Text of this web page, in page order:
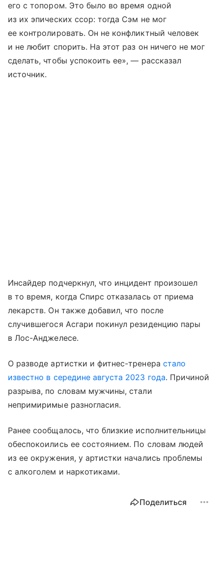
его с топором. Это было во время одной
из их эпических ссор: тогда Сэм не мог
ее контролировать. Он не конфликтный человек
и не любит спорить. На этот раз он ничего не мог
сделать, чтобы успокоить ее», — рассказал
источник.
Инсайдер подчеркнул, что инцидент произошел
в то время, когда Спирс отказалась от приема
лекарств. Он также добавил, что после
случившегося Асгари покинул резиденцию пары
в Лос-Анджелесе.
О разводе артистки и фитнес-тренера стало
известно в середине августа 2023 года. Причиной
разрыва, по словам мужчины, стали
непримиримые разногласия.
Ранее сообщалось, что близкие исполнительницы
обеспокоились ее состоянием. По словам людей
из ее окружения, у артистки начались проблемы
с алкоголем и наркотиками.
Поделиться